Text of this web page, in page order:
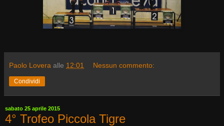
Paolo Lovera alle 12:01 Nessun commento:
Condividi
sabato 25 aprile 2015
4° Trofeo Piccola Tigre